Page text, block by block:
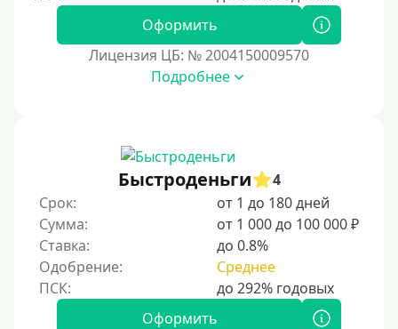
Оформить
Лицензия ЦБ: № 2004150009570
Подробнее
Быстроденьги
4
Срок:
от 1 до 180 дней
Сумма:
от 1 000 до 100 000 ₽
Ставка:
до 0.8%
Одобрение:
Среднее
Оформить